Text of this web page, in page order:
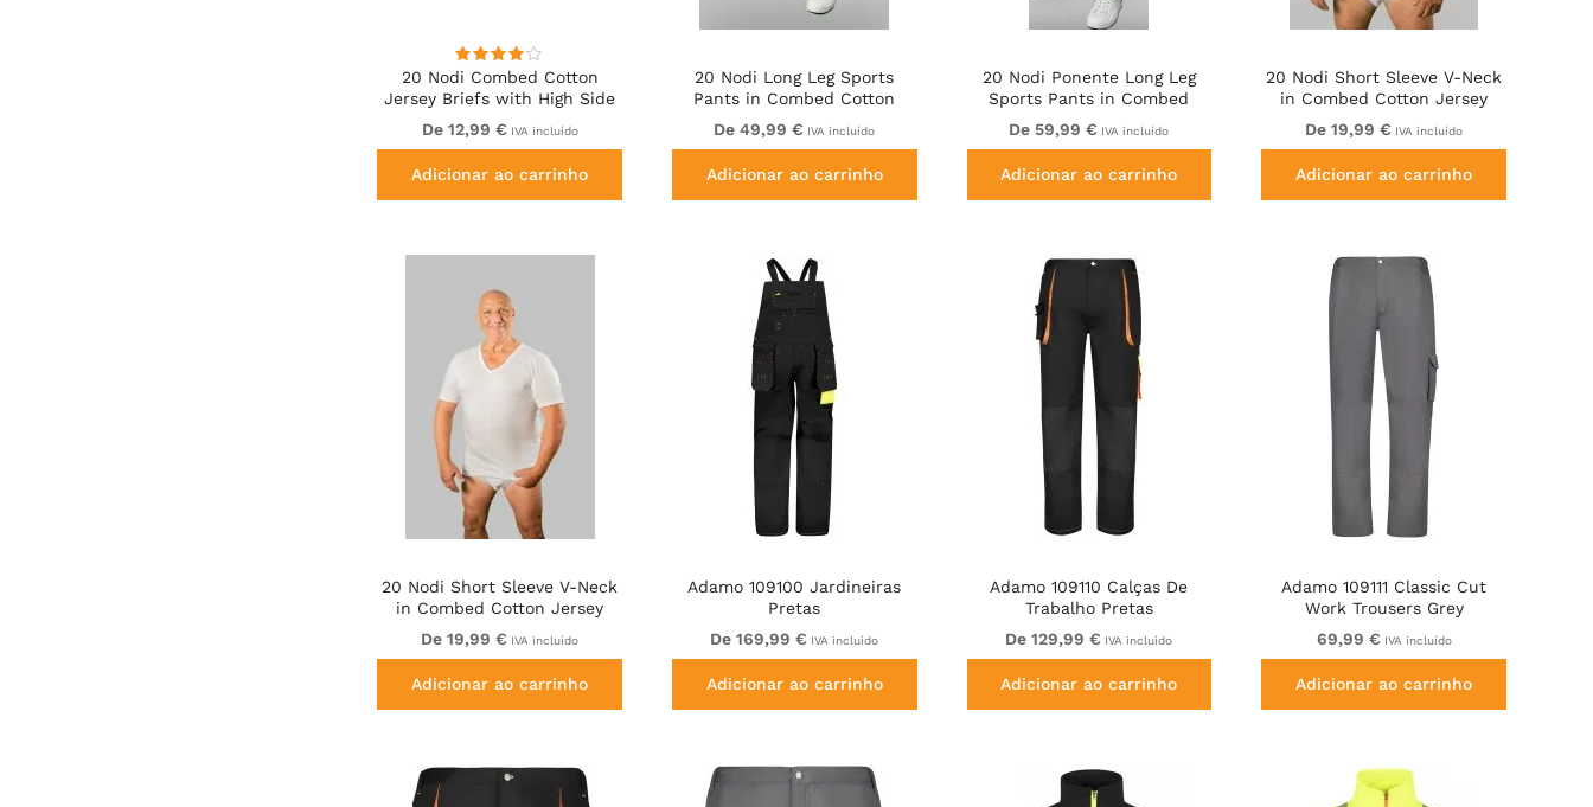
20 Nodi Combed Cotton
Jersey Briefs with High Side
Cut and Side Opening White
De 12,99 € IVA incluído
Adicionar ao carrinho
20 Nodi Long Leg Sports
Pants in Combed Cotton
Jersey Black
De 49,99 € IVA incluído
Adicionar ao carrinho
20 Nodi Ponente Long Leg
Sports Pants in Combed
Fleece Cotton Navy
De 59,99 € IVA incluído
Adicionar ao carrinho
20 Nodi Short Sleeve V-Neck
in Combed Cotton Jersey
Black
De 19,99 € IVA incluído
Adicionar ao carrinho
20 Nodi Short Sleeve V-Neck
in Combed Cotton Jersey
White
De 19,99 € IVA incluído
Adicionar ao carrinho
Adamo 109100 Jardineiras
Pretas
De 169,99 € IVA incluído
Adicionar ao carrinho
Adamo 109110 Calças De
Trabalho Pretas
De 129,99 € IVA incluído
Adicionar ao carrinho
Adamo 109111 Classic Cut
Work Trousers Grey
69,99 € IVA incluído
Adicionar ao carrinho